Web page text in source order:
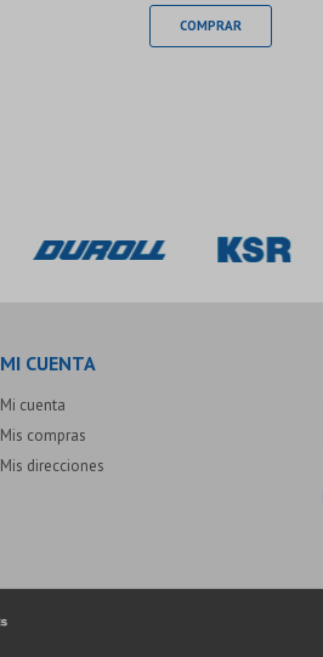
MI CUENTA
Mi cuenta
Mis compras
Mis direcciones